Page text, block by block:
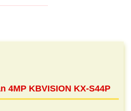
4MP KBVISION KX-S44P